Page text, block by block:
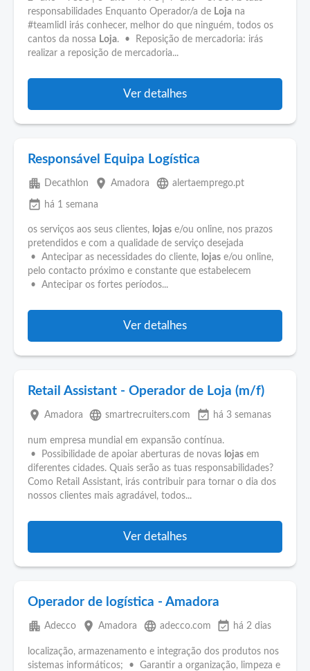
responsabilidades Enquanto Operador/a de Loja na
#teamlidl irás conhecer, melhor do que ninguém, todos os
cantos da nossa Loja. • Reposição de mercadoria: irás
realizar a reposição de mercadoria...
Ver detalhes
Responsável Equipa Logística
apartment Decathlon place Amadora language alertaemprego.pt
event_available há 1 semana
os serviços aos seus clientes, lojas e/ou online, nos prazos
pretendidos e com a qualidade de serviço desejada
• Antecipar as necessidades do cliente, lojas e/ou online,
pelo contacto próximo e constante que estabelecem
• Antecipar os fortes períodos...
Ver detalhes
Retail Assistant - Operador de Loja (m/f)
place Amadora language smartrecruiters.com event_available há 3 semanas
num empresa mundial em expansão contínua.
• Possibilidade de apoiar aberturas de novas lojas em
diferentes cidades. Quais serão as tuas responsabilidades?
Como Retail Assistant, irás contribuir para tornar o dia dos
nossos clientes mais agradável, todos...
Ver detalhes
Operador de logística - Amadora
apartment Adecco place Amadora language adecco.com event_available há 2 dias
localização, armazenamento e integração dos produtos nos
sistemas informáticos; • Garantir a organização, limpeza e